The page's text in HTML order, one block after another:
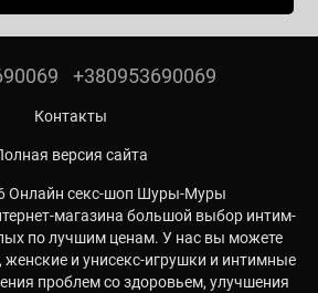
+380953690069
Контакты
версия сайта
Онлайн секс-шоп Шуры-Муры
магазина большой выбор интим-
по лучшим ценам. У нас вы можете
женские и унисекс-игрушки и интимные
проблем со здоровьем, улучшения